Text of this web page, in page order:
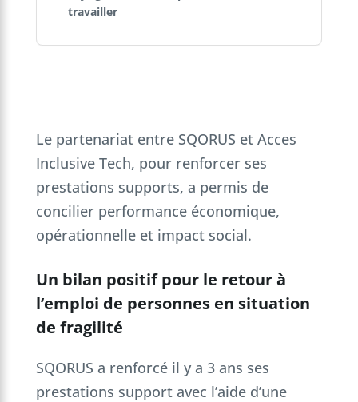
travailler
Le partenariat entre SQORUS et Acces
Inclusive Tech, pour renforcer ses
prestations supports, a permis de
concilier performance économique,
opérationnelle et impact social.
Un bilan positif pour le retour à
l’emploi de personnes en situation
de fragilité
SQORUS a renforcé il y a 3 ans ses
prestations support avec l’aide d’une